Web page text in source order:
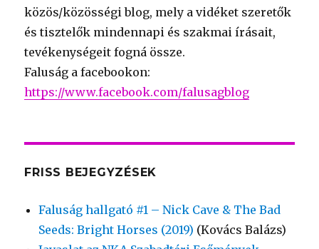
közös/közösségi blog, mely a vidéket szeretők
és tisztelők mindennapi és szakmai írásait,
tevékenységeit fogná össze.
Faluság a facebookon:
https://www.facebook.com/falusagblog
FRISS BEJEGYZÉSEK
Faluság hallgató #1 – Nick Cave & The Bad
Seeds: Bright Horses (2019) (Kovács Balázs)